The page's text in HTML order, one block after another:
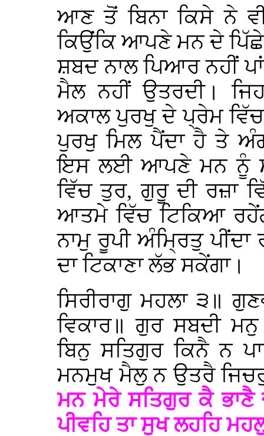
ਆਣ ਤੋਂ ਬਿਨਾ ਕਿਸੇ ਨੇ
ਕਿਉਂਕਿ ਆਪਣੇ ਮਨ ਦੇ
ਸ਼ਬਦ ਨਾਲ ਪਿਆਰ ਨਹੀਂ
ਮੈਲ ਨਹੀਂ ਉਤਰਦੀ।
ਅਕਾਲ ਪੁਰਖੁ ਦੇ ਪ੍ਰੇਮ
ਪੁਰਖੁ ਮਿਲ ਪੈਂਦਾ ਹੈ ਤੇ
ਇਸ ਲਈ ਆਪਣੇ ਮਨ ਨੂੰ
ਵਿੱਚ ਤੁਰ, ਗੁਰੂ ਦੀ ਰਜ਼ਾ
ਆਤਮੇ ਵਿੱਚ ਟਿਕਿਆ
ਨਾਮੁ ਰੂਪੀ ਅੰਮ੍ਰਿਤੁ ਪੀਂਦਾ
ਦਾ ਟਿਕਾਣਾ ਲੱਭ ਸਕੇਂਗਾ।
ਸਿਰੀਰਾਗੁ ਮਹਲਾ ੩॥
ਵਿਕਾਰ॥ ਗੁਰ ਸਬਦੀ
ਬਿਨੁ ਸਤਿਗੁਰ ਕਿਨੈ ਨ
ਮਨਮੁਖ ਮੈਲੁ ਨ ਉਤਰੈ
ਮਨ ਮੇਰੇ ਸਤਿਗੁਰ ਕੈ ਭਾਣੈ
ਪੀਵਹਿ ਤਾ ਸੁਖ ਲਹਹਿ